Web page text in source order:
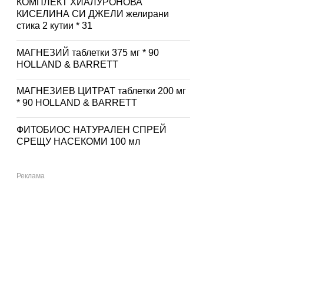
КОМПЛЕКТ ХИАЛУРОНОВА
КИСЕЛИНА СИ ДЖЕЛИ желирани
стика 2 кутии * 31
МАГНЕЗИЙ таблетки 375 мг * 90
HOLLAND & BARRETT
МАГНЕЗИЕВ ЦИТРАТ таблетки 200 мг
* 90 HOLLAND & BARRETT
ФИТОБИОС НАТУРАЛЕН СПРЕЙ
СРЕЩУ НАСЕКОМИ 100 мл